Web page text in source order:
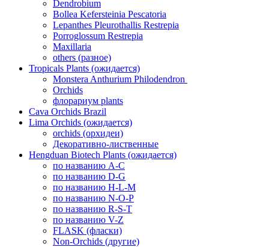
Dendrobium
Bollea Kefersteinia Pescatoria
Lepanthes Pleurothallis Restrepia
Porroglossum Restrepia
Maxillaria
others (разное)
Tropicals Plants (ожидается)
​​​​​​​Monstera Anthurium Philodendron
Orchids
флорариум plants
Cava Orchids Brazil
Lima Orchids (ожидается)
orchids (орхидеи)
Декоративно-лиственные
Hengduan Biotech Plants (ожидается)
по названию A-C
по названию D-G
по названию H-L-M
по названию N-O-P
по названию R-S-T
по названию V-Z
FLASK (фласки)
Non-Orchids (другие)